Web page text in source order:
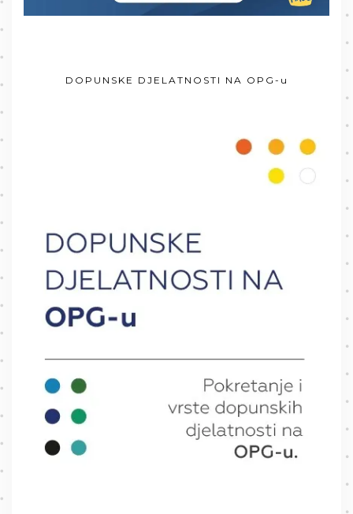
DOPUNSKE DJELATNOSTI NA OPG-u